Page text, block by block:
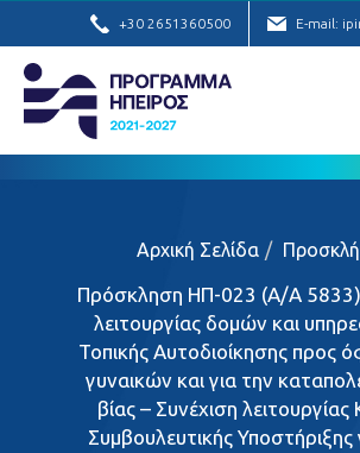
+30 2651360500 E-mail:
Αρχική Σελίδα
Πρόσκληση ΗΠ-023 (Α/Α 5833)
λειτουργίας δομών και
Τοπικής Αυτοδιοίκησης προς
γυναικών και για την
βίας – Συνέχιση
Συμβουλευτικής